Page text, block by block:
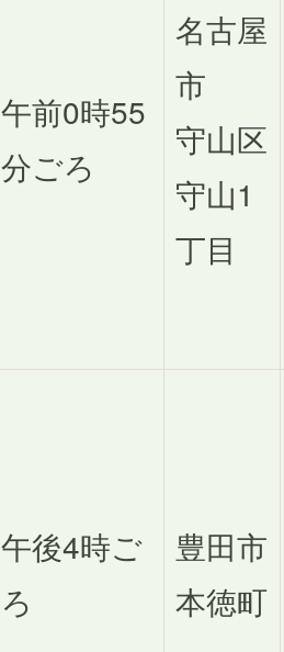
午前0時55
分ごろ
名古屋
市
守山区
守山1
丁目
午後4時ご
ろ
豊田市
本徳町